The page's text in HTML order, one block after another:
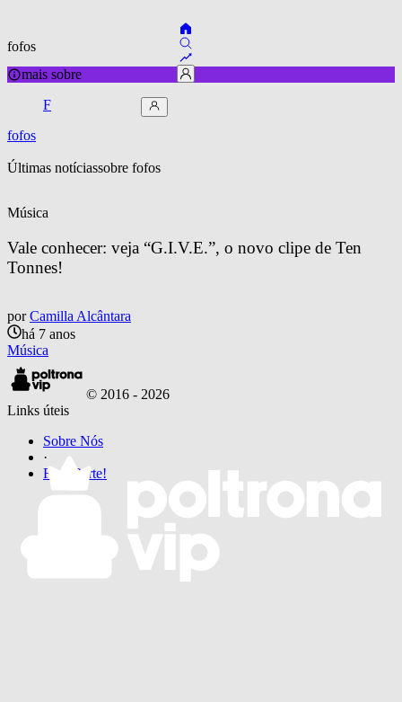
fofos
mais sobre
F
fofos
Últimas notíciassobre fofos
Música
Vale conhecer: veja “G.I.V.E.”, o novo clipe de Ten
Tonnes!
por Camilla Alcântara
há 7 anos
Música
© 2016 - 2026
Links úteis
Sobre Nós
·
Faça Parte!